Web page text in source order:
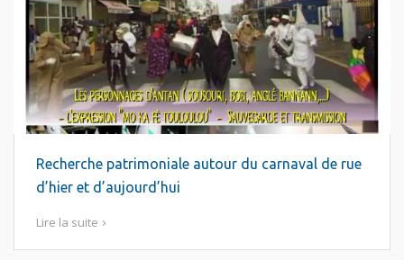
Recherche patrimoniale autour du carnaval de rue
d’hier et d’aujourd’hui
Lire la suite